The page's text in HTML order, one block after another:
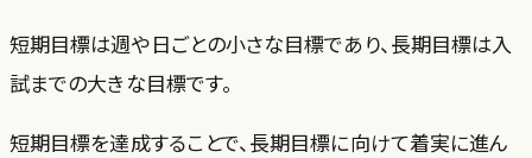
短期目標は週や日ごとの小さな目標であり、長期目標は入
試までの大きな目標です。
短期目標を達成することで、長期目標に向けて着実に進ん